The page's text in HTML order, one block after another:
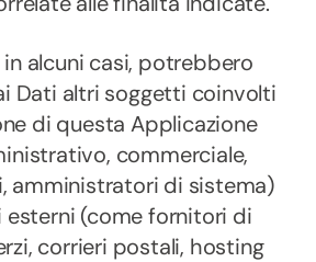
in alcuni casi, potrebbero
Dati altri soggetti coinvolti
di questa Applicazione
commerciale,
amministratori di sistema)
(come fornitori di
corrieri postali, hosting